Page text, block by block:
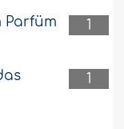
1
Parfüm
1